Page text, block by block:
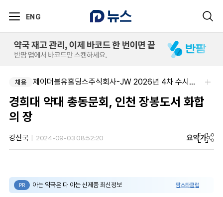
ENG
채용 제이더블유홀딩스주식회사-JW 2026년 4차 수시채용
경희대 약대 총동문회, 인천 장봉도서 화합
의 장
강신국 2024-09-03 08:52:20 요약가
PR 아는 약국은 다 아는 신제품 최신정보 팜스타클럽